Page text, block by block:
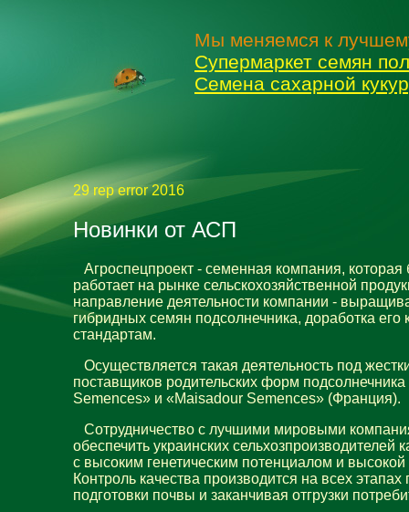
Мы меняемся к
Супермаркет семян
Семена сахарной
29 rep error 2016
Новинки от АСП
Агроспецпроект - семенная компания,
работает на рынке сельскохозяйственной
направление деятельности компании -
гибридных семян подсолнечника, доработка его
стандартам.
Осуществляется такая деятельность под
поставщиков родительских форм
Semences» и «Maisadour Semences» (Франция).
Сотрудничество с лучшими мировыми
обеспечить украинских
с высоким генетическим потенциалом и
Контроль качества производится на всех
подготовки почвы и заканчивая отгрузки